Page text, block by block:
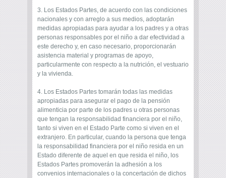
3. Los Estados Partes, de acuerdo con las condiciones
nacionales y con arreglo a sus medios, adoptarán
medidas apropiadas para ayudar a los padres y a otras
personas responsables por el niño a dar efectividad a
este derecho y, en caso necesario, proporcionarán
asistencia material y programas de apoyo,
particularmente con respecto a la nutrición, el vestuario
y la vivienda.
4. Los Estados Partes tomarán todas las medidas
apropiadas para asegurar el pago de la pensión
alimenticia por parte de los padres u otras personas
que tengan la responsabilidad financiera por el niño,
tanto si viven en el Estado Parte como si viven en el
extranjero. En particular, cuando la persona que tenga
la responsabilidad financiera por el niño resida en un
Estado diferente de aquel en que resida el niño, los
Estados Partes promoverán la adhesión a los
convenios internacionales o la concertación de dichos